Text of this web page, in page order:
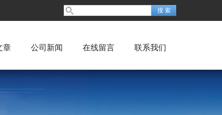
章 公司新闻 在线留言 联系我们